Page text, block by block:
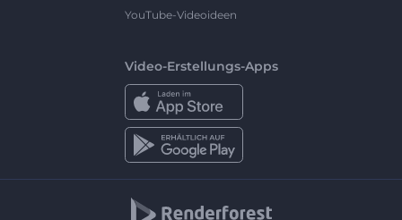
YouTube-Videoideen
Video-Erstellungs-Apps